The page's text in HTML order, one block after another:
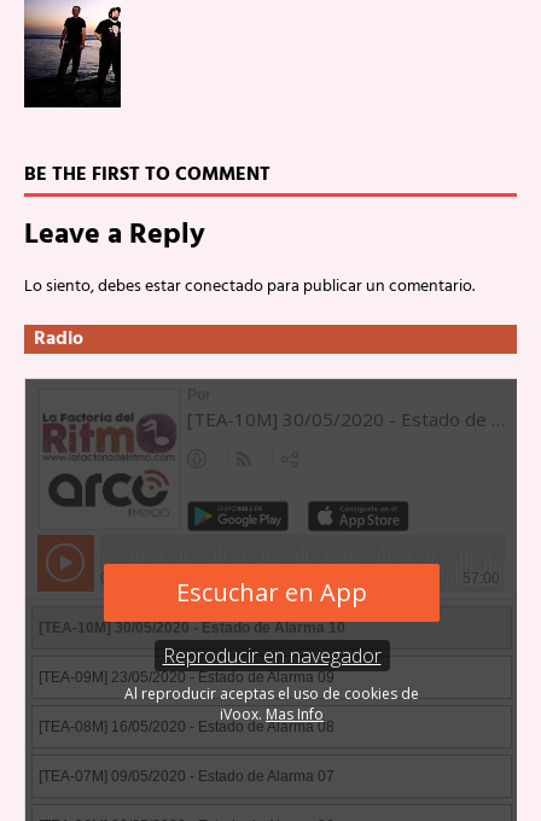
BE THE FIRST TO COMMENT
Leave a Reply
Lo siento, debes estarconectadopara publicar un comentario.
Radio